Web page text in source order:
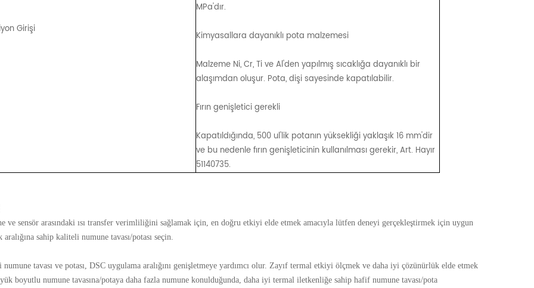
Girişi
MPa'dır.
Kimyasallara dayanıklı pota malzemesi
Malzeme Ni, Cr, Ti ve Al'den yapılmış sıcaklığa dayanıklı bir
alaşımdan oluşur. Pota, dişi sayesinde kapatılabilir.
Fırın genişletici gerekli
Kapatıldığında, 500 ul'lik potanın yüksekliği yaklaşık 16 mm'dir
ve bu nedenle fırın genişleticinin kullanılması gerekir, Art. Hayır
51140735.
ve sensör arasındaki ısı transfer verimliliğini sağlamak için, en doğru etkiyi elde etmek amacıyla lütfen deneyi gerçekleştirmek için uygun
aralığına sahip kaliteli numune tavası/potası seçin.
tavası ve potası, DSC uygulama aralığını genişletmeye yardımcı olur. Zayıf termal etkiyi ölçmek ve daha iyi çözünürlük elde etmek
boyutlu numune tavasına/potaya daha fazla numune konulduğunda, daha iyi termal iletkenliğe sahip hafif numune tavası/pota